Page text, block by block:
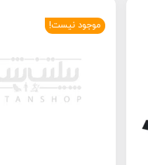
موجود نیست!